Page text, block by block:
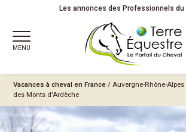
Les annonces des Professionnels du
MENU
Vacances à cheval en France /Auvergne-Rhône-Alpes
des Monts d'Ardèche